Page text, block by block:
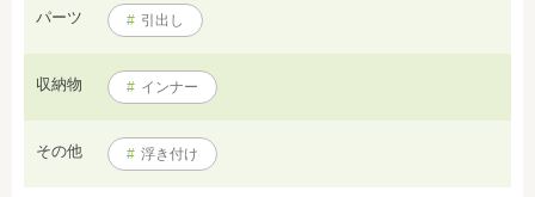
パーツ # 引出し
収納物 # インナー
その他 # 浮き付け